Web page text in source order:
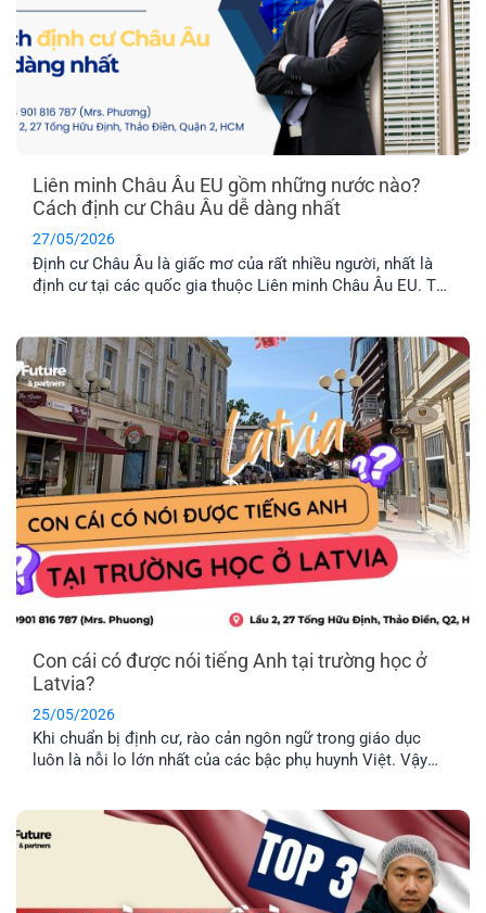
Liên minh Châu Âu EU gồm những nước nào?
Cách định cư Châu Âu dễ dàng nhất
27/05/2026
Định cư Châu Âu là giấc mơ của rất nhiều người, nhất là
định cư tại các quốc gia thuộc Liên minh Châu Âu EU. Tuy
trình định cư Châu Âu dễ dàng nhất hiện nay? Hãy cùng
EFP tìm hiểu nhé!
Con cái có được nói tiếng Anh tại trường học ở
Latvia?
25/05/2026
Khi chuẩn bị định cư, rào cản ngôn ngữ trong giáo dục
luôn là nỗi lo lớn nhất của các bậc phụ huynh Việt. Vậy
địa phương? EFP sẽ giải đáp [...]